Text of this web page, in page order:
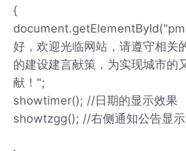
{
好，欢迎光临网站，请遵守相关
的建设建言献策，为实现城市的
献！";
showtimer(); //日期的显示效果
showtzgg(); //右侧通知公告显